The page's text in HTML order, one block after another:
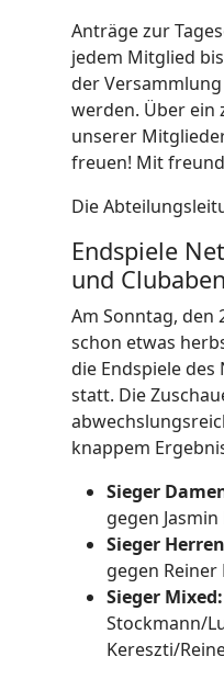
Anträge zur
jedem Mitglied
der
werden. Über ein
unserer
freuen! Mit
Die
Endspiele
und
Am Sonntag, den
schon etwas
die Endspiele
statt. Die
knappem
Sieger
gegen
Sieger
gegen Reiner
Sieger Mixed:
Stockmann/
Kereszti/